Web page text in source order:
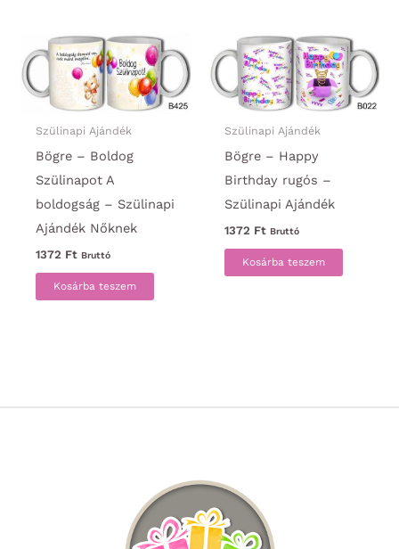
Szülinapi Ajándék
Bögre – Boldog
Szülinapot A
boldogság – Szülinapi
Ajándék Nőknek
1372 Ft Bruttó
Kosárba teszem
Szülinapi Ajándék
Bögre – Happy
Birthday rugós –
Szülinapi Ajándék
1372 Ft Bruttó
Kosárba teszem